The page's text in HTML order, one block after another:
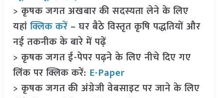
> कृषक जगत अखबार की सदस्यता लेने के लिए
यहांक्लिक करें– घर बैठे विस्तृत कृषि पद्धतियों और
नई तकनीक के बारे में पढ़ें
> कृषक जगत ई-पेपर पढ़ने के लिए नीचे दिए गए
लिंक पर क्लिक करें: E-Paper
> कृषक जगत की अंग्रेजी वेबसाइट पर जाने के लिए